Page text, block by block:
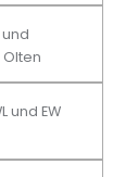
und EW